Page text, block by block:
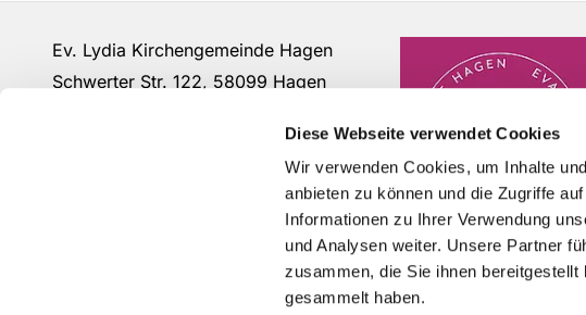
Diese Webseite verwendet Cookies
Wir verwenden Cookies, um Inhalte
anbieten zu können und die Zugriffe
Informationen zu Ihrer Verwendung
und Analysen weiter. Unsere Partner
zusammen, die Sie ihnen
gesammelt haben.
Ev. Lydia Kirchengemeinde Hagen
Schwerter Str. 122, 58099 Hagen